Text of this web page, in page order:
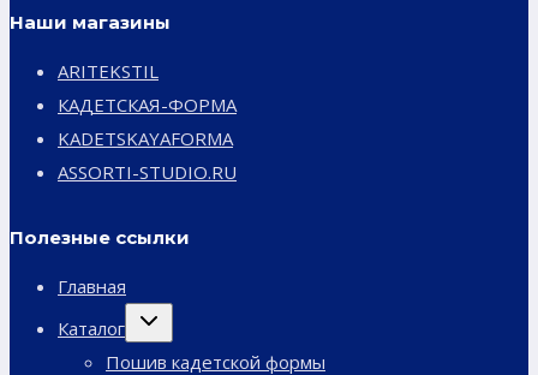
Наши магазины
ARITEKSTIL
КАДЕТСКАЯ-ФОРМА
KADETSKAYAFORMA
ASSORTI-STUDIO.RU
Полезные ссылки
Главная
Каталог
Переключить
дочернее
Пошив кадетской формы